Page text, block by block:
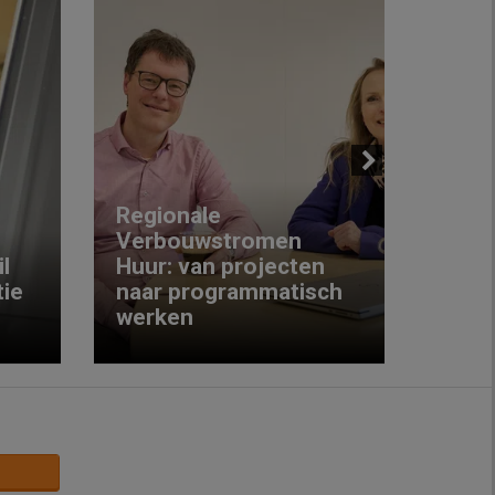
Regionale
Verbouwstromen
Huur: van projecten
naar programmatisch
werken
Next